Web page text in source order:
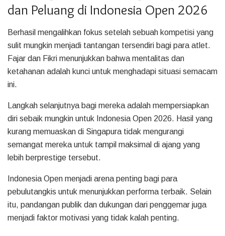
dan Peluang di Indonesia Open 2026
Berhasil mengalihkan fokus setelah sebuah kompetisi yang
sulit mungkin menjadi tantangan tersendiri bagi para atlet.
Fajar dan Fikri menunjukkan bahwa mentalitas dan
ketahanan adalah kunci untuk menghadapi situasi semacam
ini.
Langkah selanjutnya bagi mereka adalah mempersiapkan
diri sebaik mungkin untuk Indonesia Open 2026. Hasil yang
kurang memuaskan di Singapura tidak mengurangi
semangat mereka untuk tampil maksimal di ajang yang
lebih berprestige tersebut.
Indonesia Open menjadi arena penting bagi para
pebulutangkis untuk menunjukkan performa terbaik. Selain
itu, pandangan publik dan dukungan dari penggemar juga
menjadi faktor motivasi yang tidak kalah penting.